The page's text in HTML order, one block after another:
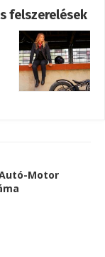
felszerelések
Motor